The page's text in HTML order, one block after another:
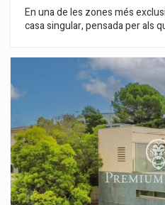
En una de les zones més
casa singular, pensada per als
rebedor que connecta amb el
integrada, un espai diàfan, ple
directa al jardí ia la terrassa
moments de relax o trobades
nivell s'ubica també un bany
que inclou una segona cuina,
allotjar convidats o utilitzar
autònoma. A la planta superior, un distribuïdor espaiós dóna
accés a tres habitacions dobles
protagonista és la suite
armaris encastats i un bany en